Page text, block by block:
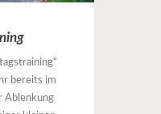
bereits im
Ablenkung